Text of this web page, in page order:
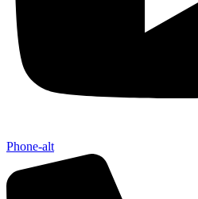
Phone-alt